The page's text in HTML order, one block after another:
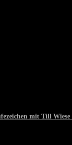
mit Till Wiese